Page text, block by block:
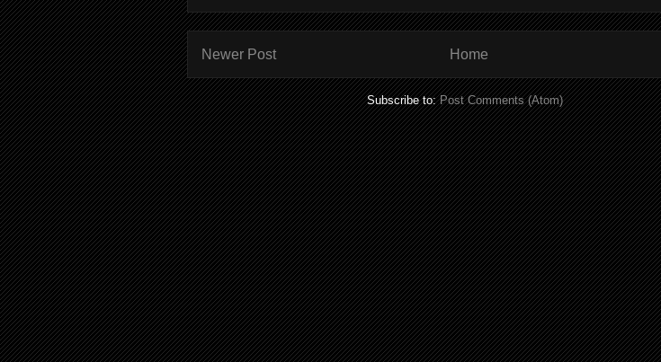
Newer Post Home
Subscribe to:Post Comments (Atom)